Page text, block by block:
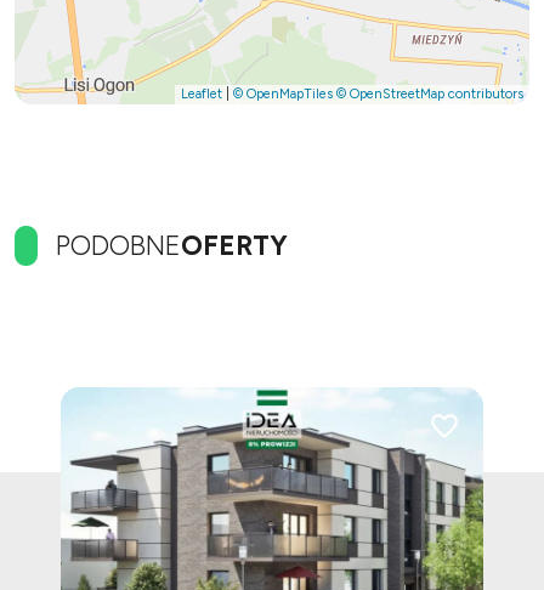
Leaflet © OpenMapTiles © OpenStreetMap contributors
PODOBNEOFERTY
Dodaj do